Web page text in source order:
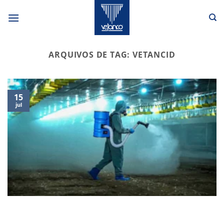
ARQUIVOS DE TAG:VETANCID
15
jul